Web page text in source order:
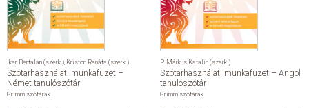
Iker Bertalan (szerk.) Kriston Renáta (szerk.)
Szótárhasználati munkafüzet –
Német tanulószótár
Grimm szótárak
P. Márkus Katalin (szerk.)
Szótárhasználati munkafüzet – Angol
tanulószótár
Grimm szótárak